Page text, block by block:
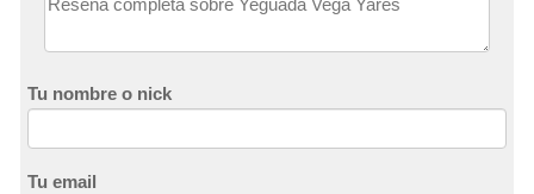
Tu nombre o nick
Tu email